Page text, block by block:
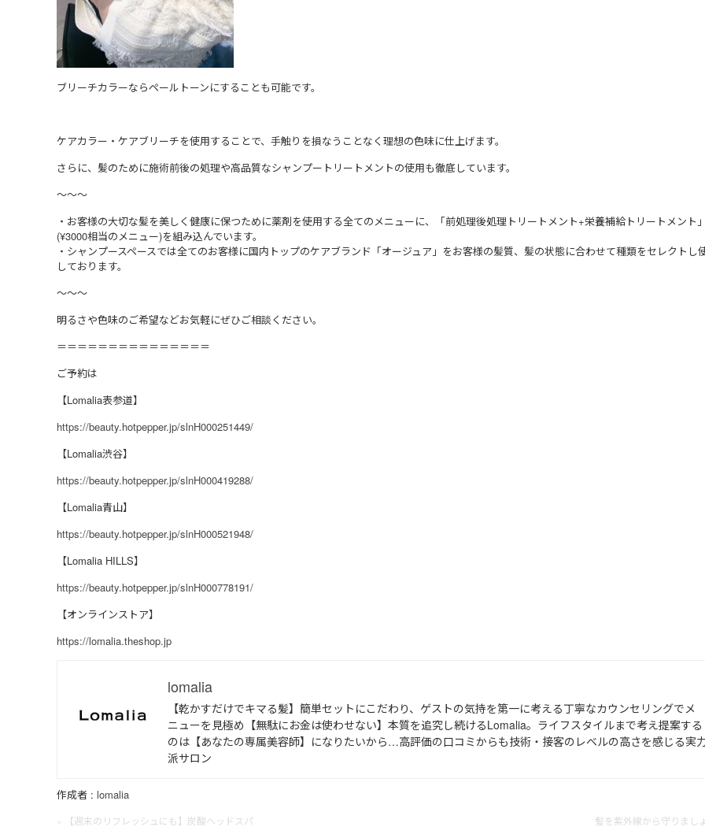
ブリーチカラーならペールトーンにすることも可能です。
ケアカラー・ケアブリーチを使用することで、手触りを損なうことなく理想の色味に仕上げます。
さらに、髪のために施術前後の処理や高品質なシャンプートリートメントの使用も徹底しています。
〜〜〜
・お客様の大切な髪を美しく健康に保つために薬剤を使用する全てのメニューに、「前処理後処理トリートメント+栄養補給トリートメント
(¥3000相当のメニュー)を組み込んでいます。
・シャンプースペースでは全てのお客様に国内トップのケアブランド「オージュア」をお客様の髪質、髪の状態に合わせて種類をセレクトし
しております。
〜〜〜
明るさや色味のご希望などお気軽にぜひご相談ください。
＝＝＝＝＝＝＝＝＝＝＝＝＝＝＝
ご予約は
【Lomalia表参道】
https://beauty.hotpepper.jp/slnH000251449/
【Lomalia渋谷】
https://beauty.hotpepper.jp/slnH000419288/
【Lomalia青山】
https://beauty.hotpepper.jp/slnH000521948/
【Lomalia HILLS】
https://beauty.hotpepper.jp/slnH000778191/
【オンラインストア】
https://lomalia.theshop.jp
lomalia
【乾かすだけでキマる髪】簡単セットにこだわり、ゲストの気持を第一に考える丁寧なカウンセリングでメ
ニューを見極め【無駄にお金は使わせない】本質を追究し続けるLomalia。ライフスタイルまで考え提案する
のは【あなたの専属美容師】になりたいから…高評価の口コミからも技術・接客のレベルの高さを感じる実
派サロン
作成者 : lomalia
« 【週末のリフレッシュにも】炭酸ヘッドスパ 髪を紫外線から守りまし